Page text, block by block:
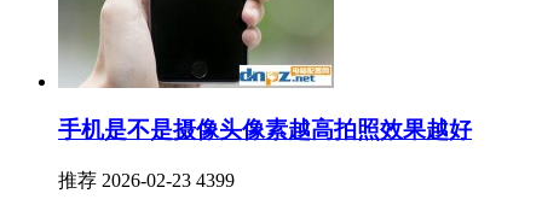
手机是不是摄像头像素越高拍照效果越好
推荐 2026-02-23 4399